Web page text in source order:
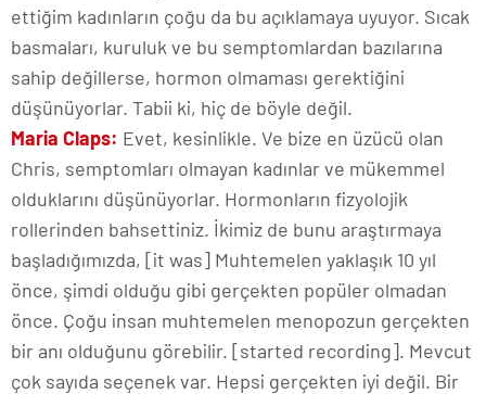
ettiğim kadınların çoğu da bu açıklamaya uyuyor. Sıcak
basmaları, kuruluk ve bu semptomlardan bazılarına
sahip değillerse, hormon olmaması gerektiğini
düşünüyorlar. Tabii ki, hiç de böyle değil.
Maria Claps: Evet, kesinlikle. Ve bize en üzücü olan
Chris, semptomları olmayan kadınlar ve mükemmel
olduklarını düşünüyorlar. Hormonların fizyolojik
rollerinden bahsettiniz. İkimiz de bunu araştırmaya
başladığımızda, [it was] Muhtemelen yaklaşık 10 yıl
önce, şimdi olduğu gibi gerçekten popüler olmadan
önce. Çoğu insan muhtemelen menopozun gerçekten
bir anı olduğunu görebilir. [started recording]. Mevcut
çok sayıda seçenek var. Hepsi gerçekten iyi değil. Bir